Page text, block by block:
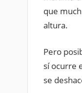
que
altura.
Pero
sí ocurre
se